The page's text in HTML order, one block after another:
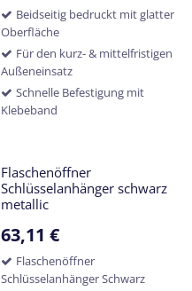
Beidseitig bedruckt mit glatter
Oberfläche
Für den kurz- & mittelfristigen
Außeneinsatz
Schnelle Befestigung mit
Klebeband
Flaschenöffner
Schlüsselanhänger schwarz
metallic
63,11 €
Flaschenöffner
Schlüsselanhänger Schwarz